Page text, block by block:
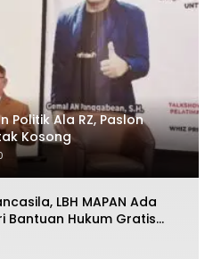
Politik Ala RZ, Paslon
Kosong
LBH MAPAN Ada
Bantuan Hukum Gratis
Kurang Mampu